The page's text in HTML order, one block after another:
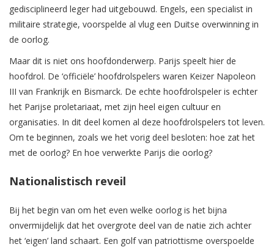
gedisciplineerd leger had uitgebouwd. Engels, een specialist in
militaire strategie, voorspelde al vlug een Duitse overwinning in
de oorlog.
Maar dit is niet ons hoofdonderwerp. Parijs speelt hier de
hoofdrol. De ‘officiële’ hoofdrolspelers waren Keizer Napoleon
III van Frankrijk en Bismarck. De echte hoofdrolspeler is echter
het Parijse proletariaat, met zijn heel eigen cultuur en
organisaties. In dit deel komen al deze hoofdrolspelers tot leven.
Om te beginnen, zoals we het vorig deel besloten: hoe zat het
met de oorlog? En hoe verwerkte Parijs die oorlog?
Nationalistisch reveil
Bij het begin van om het even welke oorlog is het bijna
onvermijdelijk dat het overgrote deel van de natie zich achter
het ‘eigen’ land schaart. Een golf van patriottisme overspoelde